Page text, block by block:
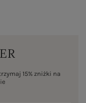
15% zniżki na